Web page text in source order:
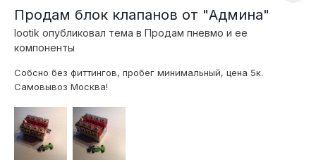
Продам блок клапанов от "Админа"
lootik опубликовал тема в Продам пневмо и ее
компоненты
Собсно без фиттингов, пробег минимальный, цена 5к.
Самовывоз Москва!